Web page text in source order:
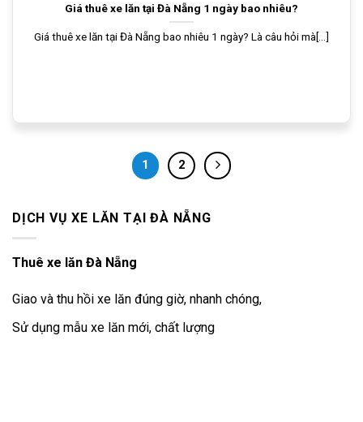
Giá thuê xe lăn tại Đà Nẵng 1 ngày bao nhiêu?
Giá thuê xe lăn tại Đà Nẵng bao nhiêu 1 ngày? Là câu hỏi mà[...]
1 2
DỊCH VỤ XE LĂN TẠI ĐÀ NẴNG
Thuê xe lăn Đà Nẵng
Giao và thu hồi xe lăn đúng giờ, nhanh chóng,
Sử dụng mẫu xe lăn mới, chất lượng